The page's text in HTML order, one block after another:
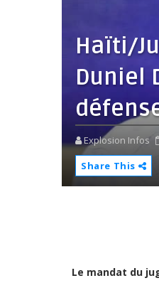
Haïti/
Duniel
Explosion Infos
Share This
Le mandat du